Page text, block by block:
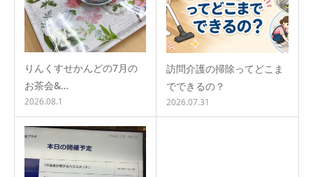
りんくすせかんどの7月の
お茶会&…
2026.08.1
訪問介護の掃除ってどこま
でできるの？
2026.07.31